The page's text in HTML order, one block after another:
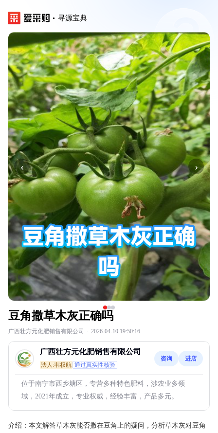
寻源宝典
‹ ›
豆角撒草木灰正确吗
广西壮方元化肥销售有限公司 · 2026-04-10 19:50:16
广西壮方元化肥销售有限公司
法人:韦权航 通过真实性核验
咨询 进店
位于南宁市西乡塘区，专营多种特色肥料，涉农业多领
域，2021年成立，专业权威，经验丰富，产品多元。
介绍： 本文解答草木灰能否撒在豆角上的疑问，分析草木灰对豆角